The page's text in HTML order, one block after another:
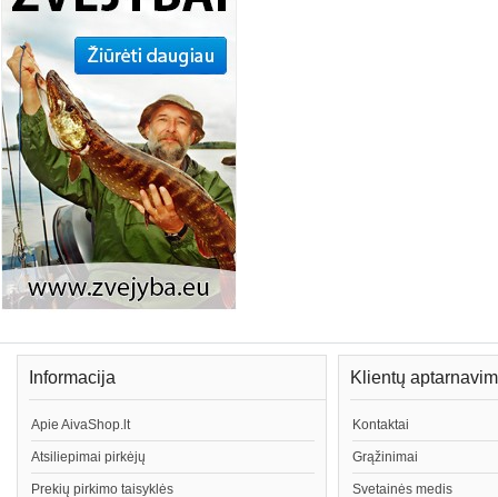
Informacija
Apie AivaShop.lt
Atsiliepimai pirkėjų
Prekių pirkimo taisyklės
Klientų
Kontaktai
Grąžinimai
Svetainės medis